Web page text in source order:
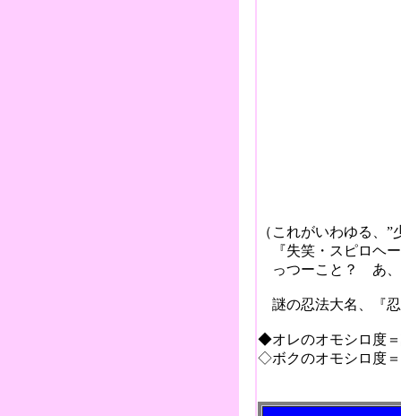
平均点で
飛び抜け
しょせん
忍者は
余人を
あやし
隠密
花
『忍
（これがいわゆる、
『失笑・スピロヘー
っつーこと？ あ、
謎の忍法大名、『
◆オレのオモシロ度＝
◇ボクのオモシロ度
2005.1.9.